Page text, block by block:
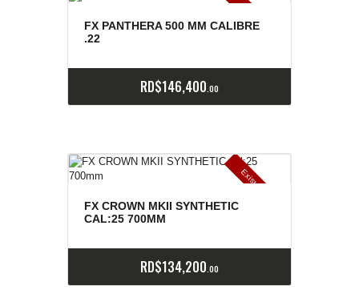
E
x
is
t
e
n
c
ia
s
a
g
o
t
a
d
a
s
FX PANTHERA 500 MM CALIBRE
.22
RD$146,400 00
E
x
is
t
en
c
ia
s
ag
o
t
a
d
a
s
FX CROWN MKII SYNTHETIC
CAL:25 700MM
RD$134,200 00